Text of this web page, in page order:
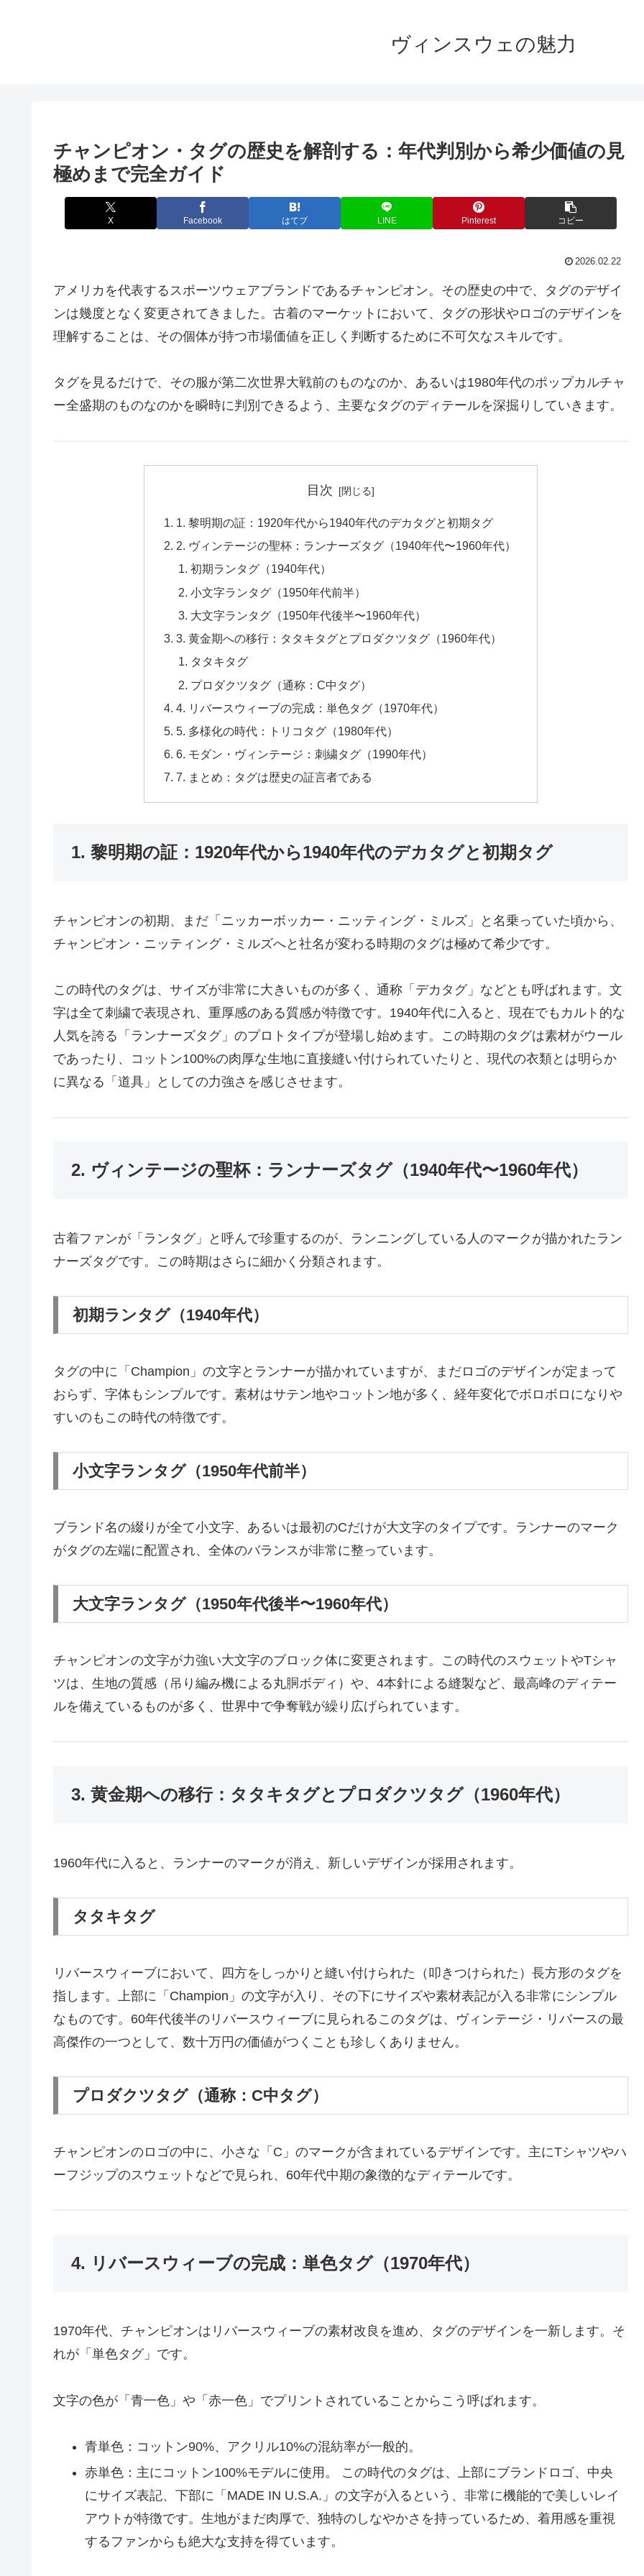
ヴィンスウェの魅力
チャンピオン・タグの歴史を解剖する：年代判別から希少価値の見
極めまで完全ガイド
X Facebook はてブ LINE Pinterest コピー
2026.02.22
アメリカを代表するスポーツウェアブランドであるチャンピオン。その歴史の中で、タグのデザイ
ンは幾度となく変更されてきました。古着のマーケットにおいて、タグの形状やロゴのデザインを
理解することは、その個体が持つ市場価値を正しく判断するために不可欠なスキルです。
タグを見るだけで、その服が第二次世界大戦前のものなのか、あるいは1980年代のポップカルチャ
ー全盛期のものなのかを瞬時に判別できるよう、主要なタグのディテールを深掘りしていきます。
目次
1. 黎明期の証：1920年代から1940年代のデカタグと初期タグ
2. ヴィンテージの聖杯：ランナーズタグ（1940年代〜1960年代）
初期ランタグ（1940年代）
小文字ランタグ（1950年代前半）
大文字ランタグ（1950年代後半〜1960年代）
3. 黄金期への移行：タタキタグとプロダクツタグ（1960年代）
タタキタグ
プロダクツタグ（通称：C中タグ）
4. リバースウィーブの完成：単色タグ（1970年代）
5. 多様化の時代：トリコタグ（1980年代）
6. モダン・ヴィンテージ：刺繍タグ（1990年代）
7. まとめ：タグは歴史の証言者である
1. 黎明期の証：1920年代から1940年代のデカタグと初期タグ
チャンピオンの初期、まだ「ニッカーボッカー・ニッティング・ミルズ」と名乗っていた頃から、
チャンピオン・ニッティング・ミルズへと社名が変わる時期のタグは極めて希少です。
この時代のタグは、サイズが非常に大きいものが多く、通称「デカタグ」などとも呼ばれます。文
字は全て刺繍で表現され、重厚感のある質感が特徴です。1940年代に入ると、現在でもカルト的な
人気を誇る「ランナーズタグ」のプロトタイプが登場し始めます。この時期のタグは素材がウール
であったり、コットン100%の肉厚な生地に直接縫い付けられていたりと、現代の衣類とは明らか
に異なる「道具」としての力強さを感じさせます。
2. ヴィンテージの聖杯：ランナーズタグ（1940年代〜1960年代）
古着ファンが「ランタグ」と呼んで珍重するのが、ランニングしている人のマークが描かれたラン
ナーズタグです。この時期はさらに細かく分類されます。
初期ランタグ（1940年代）
タグの中に「Champion」の文字とランナーが描かれていますが、まだロゴのデザインが定まって
おらず、字体もシンプルです。素材はサテン地やコットン地が多く、経年変化でボロボロになりや
すいのもこの時代の特徴です。
小文字ランタグ（1950年代前半）
ブランド名の綴りが全て小文字、あるいは最初のCだけが大文字のタイプです。ランナーのマーク
がタグの左端に配置され、全体のバランスが非常に整っています。
大文字ランタグ（1950年代後半〜1960年代）
チャンピオンの文字が力強い大文字のブロック体に変更されます。この時代のスウェットやTシャ
ツは、生地の質感（吊り編み機による丸胴ボディ）や、4本針による縫製など、最高峰のディテー
ルを備えているものが多く、世界中で争奪戦が繰り広げられています。
3. 黄金期への移行：タタキタグとプロダクツタグ（1960年代）
1960年代に入ると、ランナーのマークが消え、新しいデザインが採用されます。
タタキタグ
リバースウィーブにおいて、四方をしっかりと縫い付けられた（叩きつけられた）長方形のタグを
指します。上部に「Champion」の文字が入り、その下にサイズや素材表記が入る非常にシンプル
なものです。60年代後半のリバースウィーブに見られるこのタグは、ヴィンテージ・リバースの最
高傑作の一つとして、数十万円の価値がつくことも珍しくありません。
プロダクツタグ（通称：C中タグ）
チャンピオンのロゴの中に、小さな「C」のマークが含まれているデザインです。主にTシャツやハ
ーフジップのスウェットなどで見られ、60年代中期の象徴的なディテールです。
4. リバースウィーブの完成：単色タグ（1970年代）
1970年代、チャンピオンはリバースウィーブの素材改良を進め、タグのデザインを一新します。そ
れが「単色タグ」です。
文字の色が「青一色」や「赤一色」でプリントされていることからこう呼ばれます。
青単色：コットン90%、アクリル10%の混紡率が一般的。
赤単色：主にコットン100%モデルに使用。 この時代のタグは、上部にブランドロゴ、中央
にサイズ表記、下部に「MADE IN U.S.A.」の文字が入るという、非常に機能的で美しいレイ
アウトが特徴です。生地がまだ肉厚で、独特のしなやかさを持っているため、着用感を重視
するファンからも絶大な支持を得ています。